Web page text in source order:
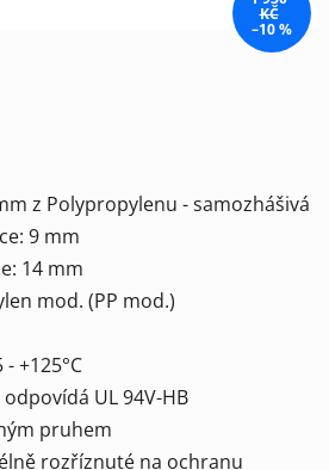
z Polypropylenu - samozhášivá
9 mm
14 mm
mod. (PP mod.)
+125°C
UL 94V-HB
pruhem
rozříznuté na ochranu
KČ
–10 %